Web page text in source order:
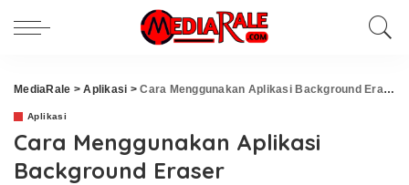
MediaRale >Aplikasi >Cara Menggunakan Aplikasi Background Eraser
Aplikasi
Cara Menggunakan Aplikasi
Background Eraser